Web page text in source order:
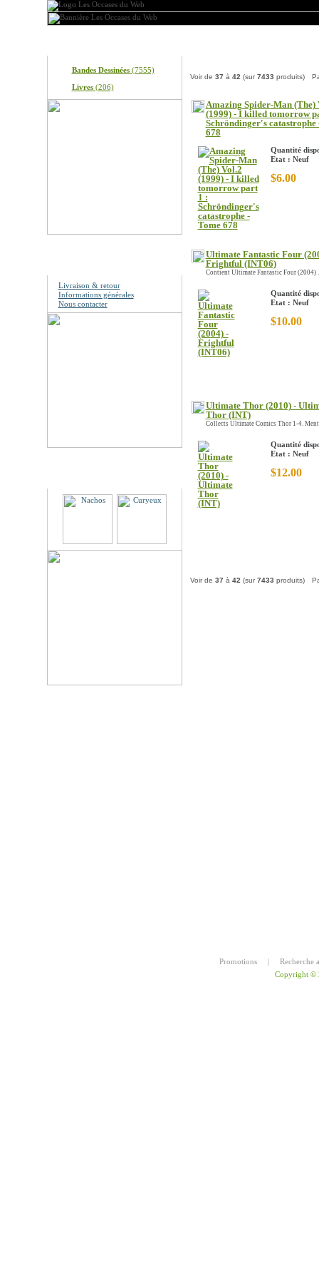
Bandes Dessinées(7555)
Livres(206)
Livraison & retour
Informations générales
Nous contacter
Voir de 37 à 42 (sur7433 produits)
Amazing Spider-Man (The)
(1999) - I killed tomorrow
Schröndinger's catastrophe
678
Quantité
Etat : Neuf
$6.00
Ultimate Fantastic Four
Frightful (INT06)
Contient Ultimate Fantastic Four (2004)
Quantité
Etat : Neuf
$10.00
Ultimate Thor (2010) -
Thor (INT)
Collects Ultimate Comics Thor 1-4.
Quantité
Etat : Neuf
$12.00
Voir de 37 à 42 (sur7433 produits)
Promotions |
Recherche
Copyright ©